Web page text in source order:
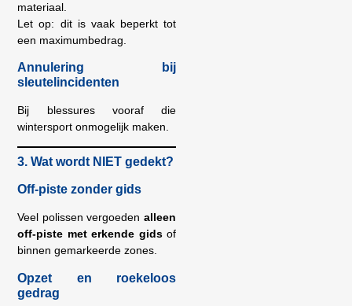
materiaal.
Let op: dit is vaak beperkt tot
een maximumbedrag.
Annulering bij
sleutelincidenten
Bij blessures vooraf die
wintersport onmogelijk maken.
3. Wat wordt NIET gedekt?
Off-piste zonder gids
Veel polissen vergoeden alleen
off-piste met erkende gidsof
binnen gemarkeerde zones.
Opzet en roekeloos
gedrag